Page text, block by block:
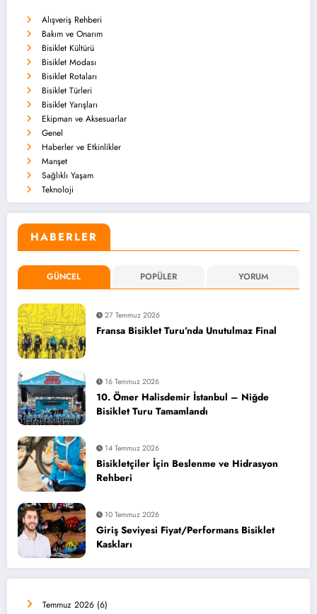
Alışveriş Rehberi
Bakım ve Onarım
Bisiklet Kültürü
Bisiklet Modası
Bisiklet Rotaları
Bisiklet Türleri
Bisiklet Yarışları
Ekipman ve Aksesuarlar
Genel
Haberler ve Etkinlikler
Manşet
Sağlıklı Yaşam
Teknoloji
HABERLER
GÜNCEL POPÜLER YORUM
27 Temmuz 2026
Fransa Bisiklet Turu’nda Unutulmaz Final
16 Temmuz 2026
10. Ömer Halisdemir İstanbul – Niğde
Bisiklet Turu Tamamlandı
14 Temmuz 2026
Bisikletçiler İçin Beslenme ve Hidrasyon
Rehberi
10 Temmuz 2026
Giriş Seviyesi Fiyat/Performans Bisiklet
Kaskları
Temmuz 2026 (6)